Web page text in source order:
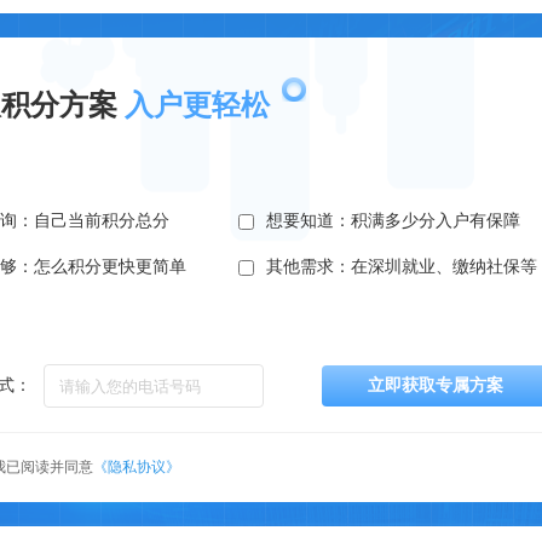
分方案 入户更轻松
：自己当前积分总分 想要知道：积满多少分入户有保障
：怎么积分更快更简单 其他需求：在深圳就业、缴纳社保等
： 立即获取专属方案
已阅读并同意《隐私协议》